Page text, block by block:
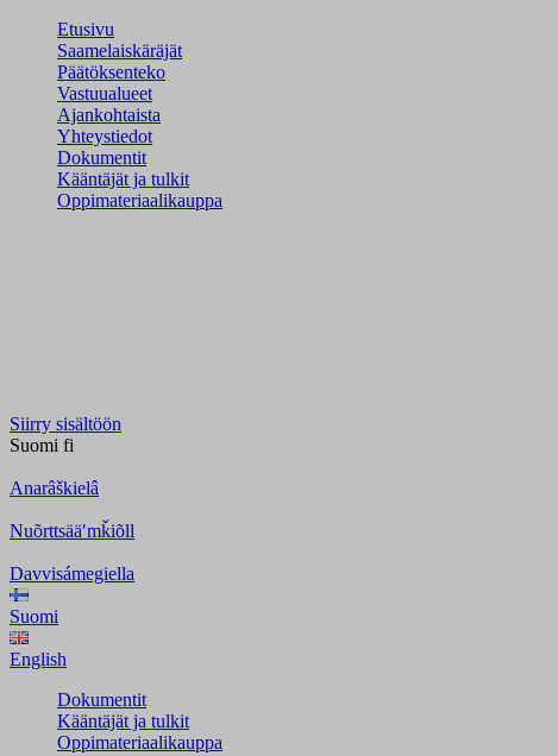
Etusivu
Saamelaiskäräjät
Päätöksenteko
Vastuualueet
Ajankohtaista
Yhteystiedot
Dokumentit
Kääntäjät ja tulkit
Oppimateriaalikauppa
Siirry sisältöön
Suomi fi
Anarâškielâ
Nuõrttsääʹmǩiõll
Davvisámegiella
Suomi
English
Dokumentit
Kääntäjät ja tulkit
Oppimateriaalikauppa